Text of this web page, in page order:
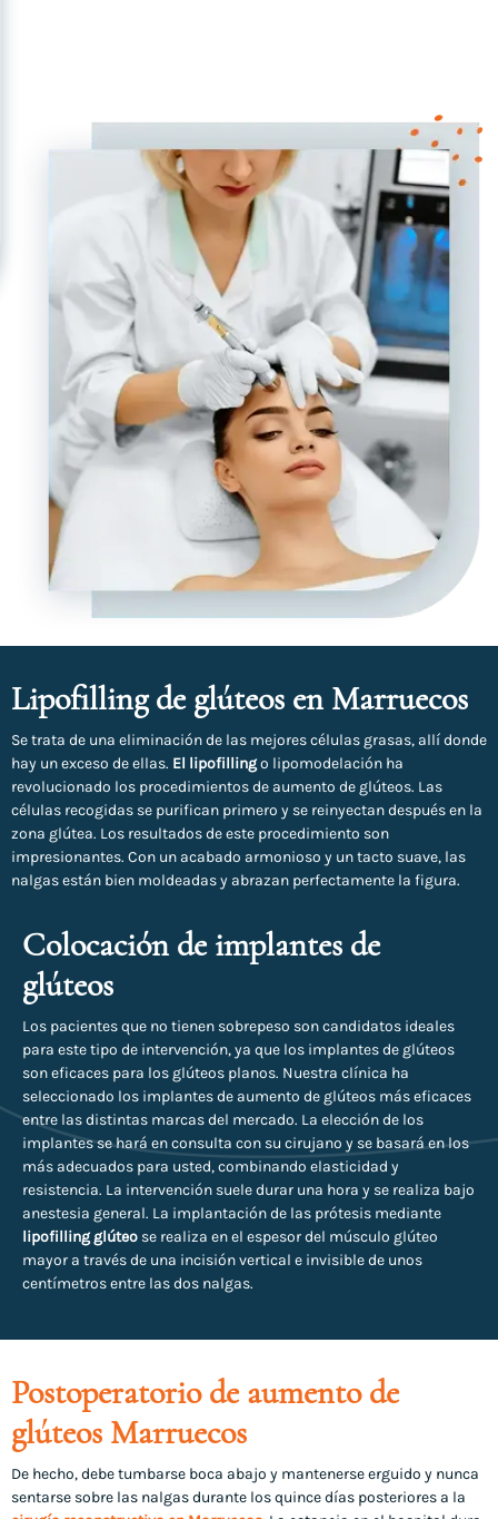
Lipofilling de glúteos en Marruecos
Se trata de una eliminación de las mejores células grasas, allí donde
hay un exceso de ellas. El lipofillingo lipomodelación ha
revolucionado los procedimientos de aumento de glúteos. Las
células recogidas se purifican primero y se reinyectan después en la
zona glútea. Los resultados de este procedimiento son
impresionantes. Con un acabado armonioso y un tacto suave, las
nalgas están bien moldeadas y abrazan perfectamente la figura.
Colocación de implantes de
glúteos
Los pacientes que no tienen sobrepeso son candidatos ideales
para este tipo de intervención, ya que los implantes de glúteos
son eficaces para los glúteos planos. Nuestra clínica ha
seleccionado los implantes de aumento de glúteos más eficaces
entre las distintas marcas del mercado. La elección de los
implantes se hará en consulta con su cirujano y se basará en los
más adecuados para usted, combinando elasticidad y
resistencia. La intervención suele durar una hora y se realiza bajo
anestesia general. La implantación de las prótesis mediante
lipofilling glúteo se realiza en el espesor del músculo glúteo
mayor a través de una incisión vertical e invisible de unos
centímetros entre las dos nalgas.
Postoperatorio de aumento de
glúteos Marruecos
De hecho, debe tumbarse boca abajo y mantenerse erguido y nunca
sentarse sobre las nalgas durante los quince días posteriores a la